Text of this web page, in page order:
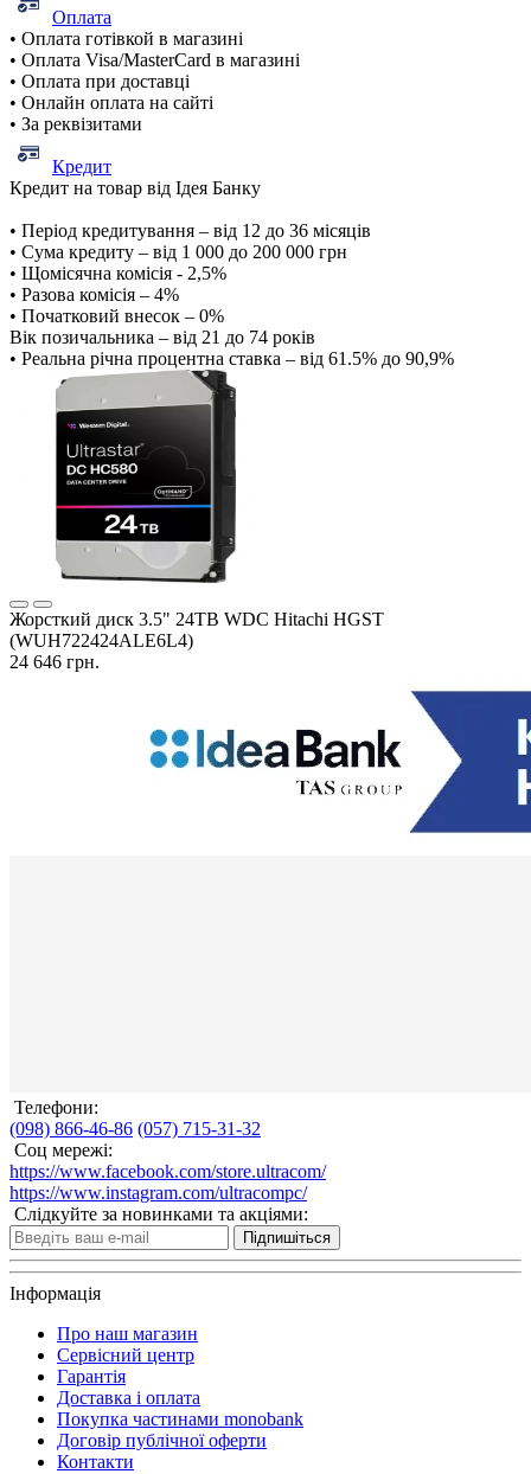
Оплата
• Оплата готівкой в магазині
• Оплата Visa/MasterCard в магазині
• Оплата при доставці
• Онлайн оплата на сайті
• За реквізитами
Кредит
Кредит на товар від Ідея Банку
• Період кредитування – від 12 до 36 місяців
• Сума кредиту – від 1 000 до 200 000 грн
• Щомісячна комісія - 2,5%
• Разова комісія – 4%
• Початковий внесок – 0%
Вік позичальника – від 21 до 74 років
• Реальна річна процентна ставка – від 61.5% до 90,9%
Жорсткий диск 3.5" 24TB WDC Hitachi HGST
(WUH722424ALE6L4)
24 646 грн.
Телефони:
(098) 866-46-86 (057) 715-31-32
Соц мережі:
https://www.facebook.com/store.ultracom/
https://www.instagram.com/ultracompc/
Слідкуйте за новинками та акціями:
Підпишіться
Інформація
Про наш магазин
Сервісний центр
Гарантія
Доставка і оплата
Покупка частинами monobank
Договір публічної оферти
Контакти